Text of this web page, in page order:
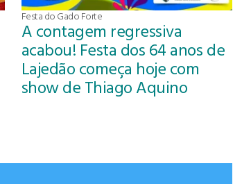
Festa do Gado Forte
A contagem regressiva
acabou! Festa dos 64 anos de
Lajedão começa hoje com
show de Thiago Aquino